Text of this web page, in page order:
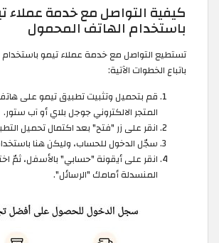
كيفية التواصل مع خدمة عملاء
باستخدام الهاتف المحمول
تستطيع التواصل مع خدمة عملاء تيمو
باتباع الخطوات الآتية:
قم بتحميل وتثبيت تطبيق تيمو على
المتجر الالكتروني جوجل بلاي أو آب ستور.
انقر على زر "فتح" بعد اكتمال تحميل
سجّل الدخول للحساب، وليكن هنا
انقر على أيقونة "حسابي" بالأسفل، ثمّ
المنسدلة أمامك "الرسائل".